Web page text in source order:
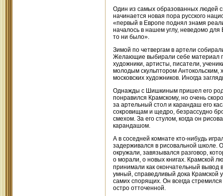
Один из самых образованных людей
начинается новая пора русского
«первый в Европе поднял знамя
началось в нашем углу, неведомо для
то ни было».
Зимой по четвергам в артели
Желающие выбирали себе материал
художники, артисты, писатели,
молодым скульптором
московских художников. Иногда
Однажды с Шишкиным пришел его
понравился Крамскому, но очень
за артельный стол и карандаш его
сокровищам и щедро, безрассудно
смехом. За его стулом, когда он
карандашом.
А в соседней комнате кто-нибудь
задерживался в рисовальной школе.
окружали, завязывался разговор,
о морали, о новых книгах. Крамской
принимали как окончательный вывод
умный, справедливый дока Крамской
самих спорящих. Он всегда
остро отточенной.